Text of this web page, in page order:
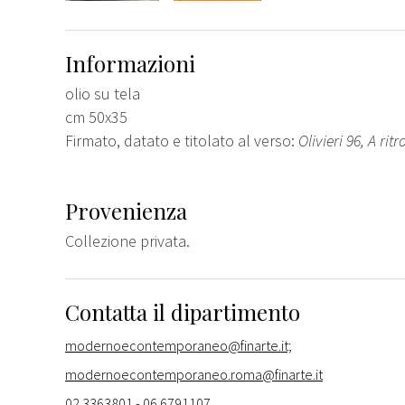
Informazioni
olio su tela
cm 50x35
Firmato, datato e titolato al verso: Olivieri 96, A
Provenienza
Collezione privata.
Contatta il dipartimento
modernoecontemporaneo@finarte.it;
modernoecontemporaneo.roma@finarte.it